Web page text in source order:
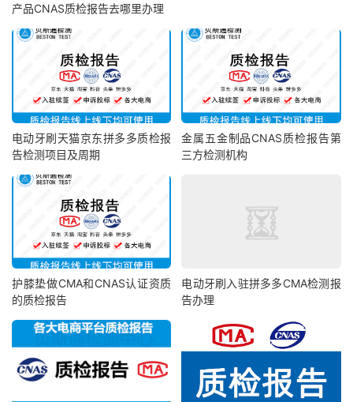
产品CNAS质检报告去哪里办理
电动牙刷天猫京东拼多多质检报
告检测项目及周期
金属五金制品CNAS质检报告第
三方检测机构
护膝垫做CMA和CNAS认证资质
的质检报告
电动牙刷入驻拼多多CMA检测报
告办理